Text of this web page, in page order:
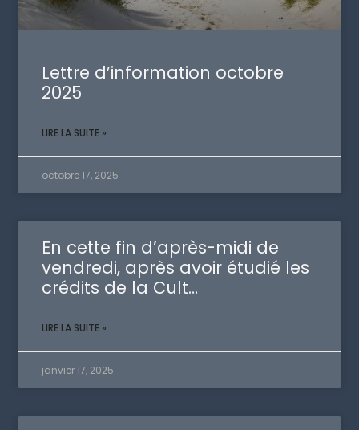
Lettre d’information octobre
2025
LIRE LA SUITE »
octobre 17, 2025
En cette fin d’après-midi de
vendredi, après avoir étudié les
crédits de la Cult…
LIRE LA SUITE »
janvier 17, 2025